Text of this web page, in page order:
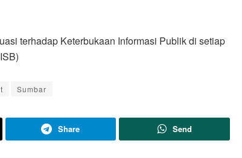
terhadap Keterbukaan Informasi Publik di setiap
Sumbar
Share Send